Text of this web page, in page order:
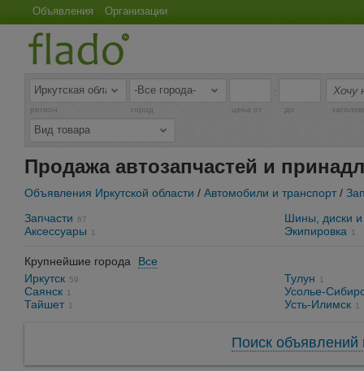
Объявления Организации
-
регион город цена от до
Продажа автозапчастей и
Объявления Иркутской области / Автомобили и транспорт /
Запчасти
67
Аксессуары 1
Шины, диски и
Экипировка
1
Крупнейшие города
Все
Иркутск 59
Саянск 1
Тайшет 1
Тулун 1
Усолье-
Усть-Илимск 1
Поиск объявлений